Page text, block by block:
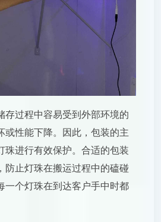
存过程中容易受到外部环境的
或性能下降。因此，包装的主
珠进行有效保护。合适的包装
防止灯珠在搬运过程中的磕碰
一个灯珠在到达客户手中时都